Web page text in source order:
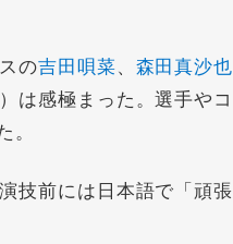
の吉田唄菜、 森田真沙也
は感極まった。選手やコ
技前には日本語で「頑張